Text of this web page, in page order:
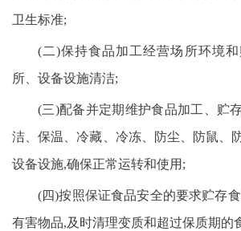
卫生标准;
(二)保持食品加工经营场所环境
所、设备设施清洁;
(三)配备并定期维护食品加工、贮
洁、保温、冷藏、冷冻、防尘、防鼠、
设备设施,确保正常运转和使用;
(四)按照保证食品安全的要求贮存食
有害物品,及时清理变质和超过保质期的